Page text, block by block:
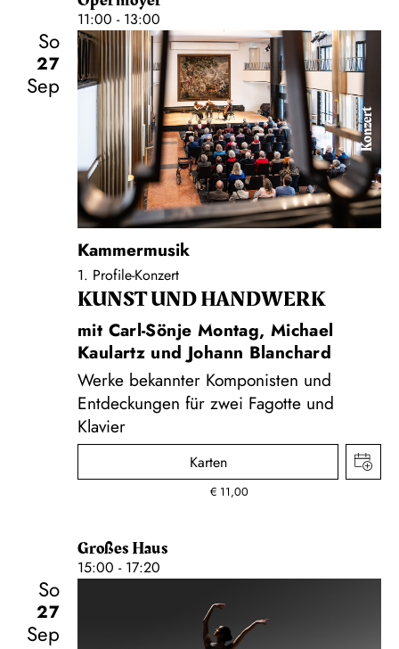
11:00 - 13:00
So
27
Sep
Konzert
Kammermusik
1. Profile-Konzert
KUNST UND HAND­WERK
mit Carl-Sönje Montag, Michael
Kaulartz und Johann Blanchard
Werke bekannter Komponisten und
Entdeckungen für zwei Fagotte und
Klavier
Karten
€ 11,00
Großes Haus
15:00 - 17:20
So
27
Sep